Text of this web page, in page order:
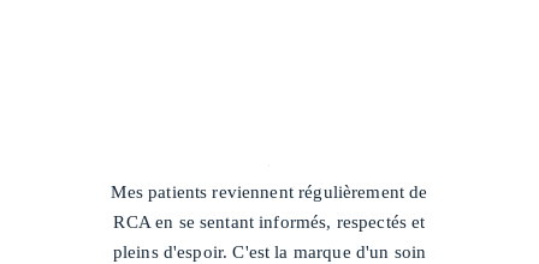
Mes patients reviennent régulièrement de
RCA en se sentant informés, respectés et
pleins d'espoir. C'est la marque d'un soin